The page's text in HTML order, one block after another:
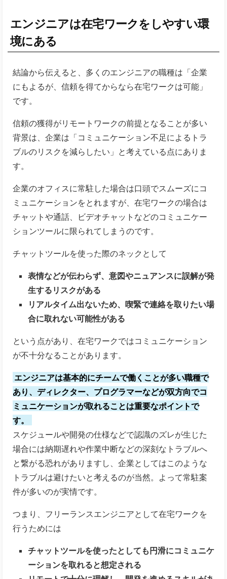
エンジニアは在宅ワークをしやすい環
境にある
結論から伝えると、多くのエンジニアの職種は 「企業
にもよるが、信頼を得てからなら在宅ワークは可能」
です。
信頼の獲得がリモートワークの前提となることが多い
背景は、企業は「コミュニケーション不足によるトラ
ブルのリスクを減らしたい」と考えている点にありま
す。
企業のオフィスに常駐した場合は口頭でスムーズにコ
ミュニケーションをとれますが、在宅ワークの場合は
チャットや通話、ビデオチャットなどのコミュニケー
ションツールに限られてしまうのです。
チャットツールを使った際のネックとして
表情などが伝わらず、意図やニュアンスに誤解が発
生するリスクがある
リアルタイム出ないため、喫緊で連絡を取りたい場
合に取れない可能性がある
という点があり、 在宅ワークではコミュニケーション
が不十分なることがあります。
エンジニアは基本的にチームで働くことが多い職種で
あり、ディレクター、プログラマーなどが双方向でコ
ミュニケーションが取れることは重要なポイントで
す。
スケジュールや開発の仕様などで認識のズレが生じた
場合には納期遅れや作業中断などの深刻なトラブルへ
と繋がる恐れがありますし、 企業としてはこのような
トラブルは避けたいと考えるのが当然。よって常駐案
件が多いのが実情です。
つまり、フリーランスエンジニアとして在宅ワークを
行うためには
チャットツールを使ったとしても円滑にコミュニケ
ーションを取れると想定される